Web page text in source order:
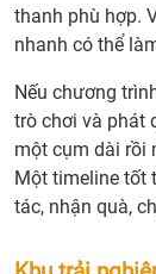
thanh phù hợp.
nhanh có thể
Nếu chương
trò chơi và phát
một cụm dài rồi
Một timeline tốt
tác, nhận quà,